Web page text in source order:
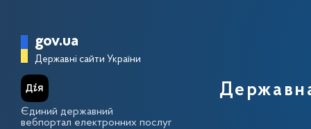
Головна сторінка Державної
gov.ua
Державні сайти України
Єдиний державний
вебпортал електронних послуг